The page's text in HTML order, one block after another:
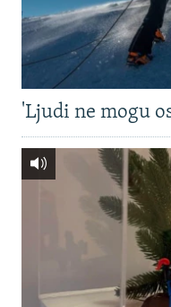
'Ljudi ne mogu